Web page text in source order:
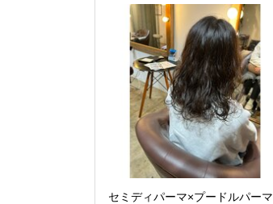
セミディパーマ×プードルパーマ